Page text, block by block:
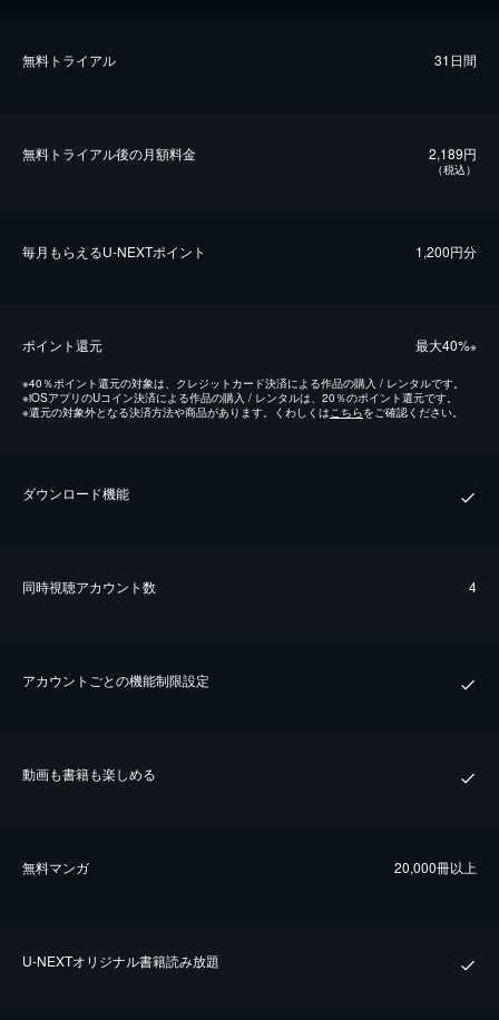
無料トライアル 31日間
無料トライアル後の⽉額料金 2,189円
（税込）
毎⽉もらえるU-NEXTポイント 1,200円分
ポイント還元 最⼤40%※
※40％ポイント還元の対象は、クレジットカード決済による作品の購入 / レンタルです。
※iOSアプリのUコイン決済による作品の購入 / レンタルは、20％のポイント還元です。
※還元の対象外となる決済方法や商品があります。くわしくはこちらをご確認ください。
ダウンロード機能
同時視聴アカウント数 4
アカウントごとの機能制限設定
動画も書籍も楽しめる
無料マンガ 20,000冊以上
U-NEXTオリジナル書籍読み放題